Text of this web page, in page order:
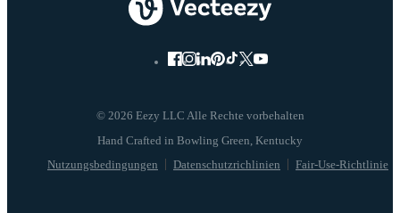
© 2026 Eezy LLC Alle Rechte vorbehalten
Nutzungsbedingungen Datenschutzrichlinien Fair-Use-Richtlinie